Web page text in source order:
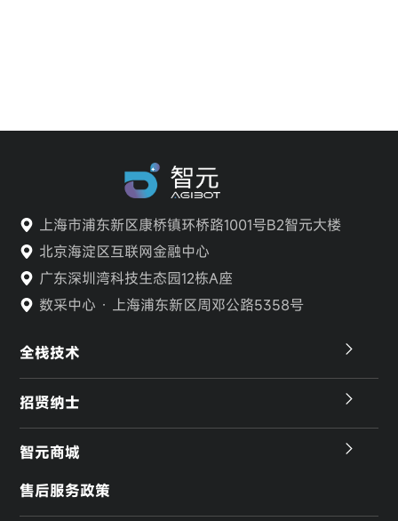
上海市浦东新区康桥镇环桥路1001号B2智元大楼
北京海淀区互联网金融中心
广东深圳湾科技生态园12栋A座
数采中心 · 上海浦东新区周邓公路5358号
全栈技术
智元商城
售后服务政策
招贤纳士